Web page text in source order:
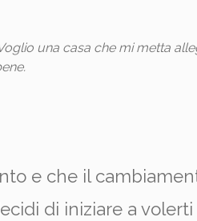
una casa che mi metta
e che il
di iniziare a volerti